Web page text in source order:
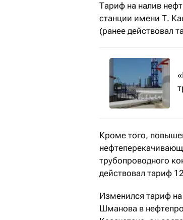
Тариф на налив
станции имени Т.
(ранее действовал
Кроме того,
трубопроводного
действовал тариф
Изменился тариф
Шманова в